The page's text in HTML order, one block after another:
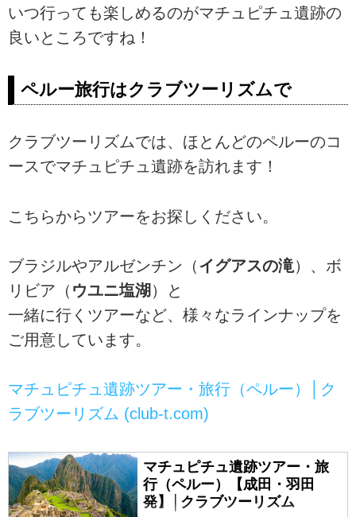
いつ行っても楽しめるのがマチュピチュ遺跡の
良いところですね！
ペルー旅行はクラブツーリズムで
クラブツーリズムでは、ほとんどのペルーのコ
ースでマチュピチュ遺跡を訪れます！
こちらからツアーをお探しください。
ブラジルやアルゼンチン（イグアスの滝）、ボ
リビア（ ウユニ塩湖 ）と
一緒に行くツアーなど、様々なラインナップを
ご用意しています。
マチュピチュ遺跡ツアー・旅行（ペルー）│ク
ラブツーリズム (club-t.com)
マチュピチュ遺跡ツアー・旅
行（ペルー）【成田・羽田
発】│クラブツーリズム